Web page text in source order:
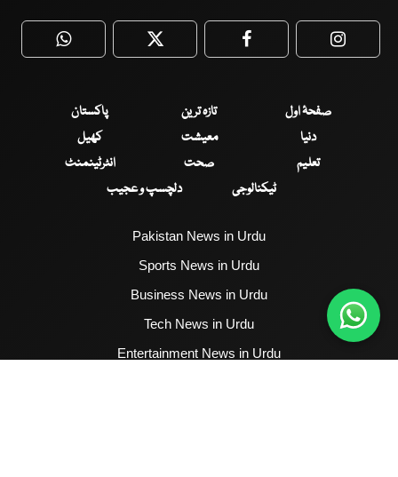
WhatsApp Twitter Facebook
صفحۂ اول تازہ ترین
پاکستان
دنیا
معیشت
کھیل
تعلیم
صحت
انٹرٹینمنٹ
ٹیکنالوجی
دلچسپ و عجیب
Pakistan News in Urdu
Sports News in Urdu
Business News in Urdu
Tech News in Urdu
Entertainment News in Urdu